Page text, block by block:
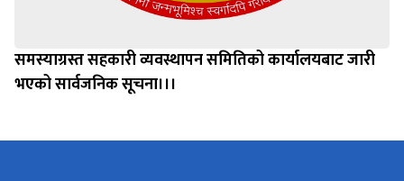
समस्याग्रस्त सहकारी व्यवस्थापन समितिको कार्यालयबाट जारी
भएको सार्वजनिक सूचना।।।